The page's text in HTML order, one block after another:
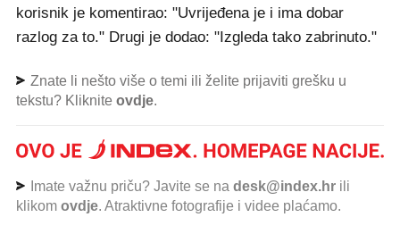
korisnik je komentirao: "Uvrijeđena je i ima dobar
razlog za to." Drugi je dodao: "Izgleda tako zabrinuto."
Znate li nešto više o temi ili želite prijaviti grešku u
tekstu? Kliknite ovdje.
Imate važnu priču? Javite se na desk@index.hr ili
klikom ovdje. Atraktivne fotografije i videe plaćamo.